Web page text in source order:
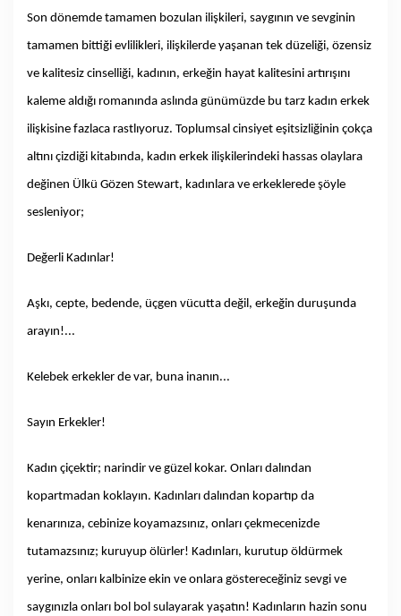
Son dönemde tamamen bozulan ilişkileri, saygının ve sevginin
tamamen bittiği evlilikleri, ilişkilerde yaşanan tek düzeliği, özensiz
ve kalitesiz cinselliği, kadının, erkeğin hayat kalitesini artırışını
kaleme aldığı romanında aslında günümüzde bu tarz kadın erkek
ilişkisine fazlaca rastlıyoruz. Toplumsal cinsiyet eşitsizliğinin çokça
altını çizdiği kitabında, kadın erkek ilişkilerindeki hassas olaylara
değinen Ülkü Gözen Stewart, kadınlara ve erkeklerede şöyle
sesleniyor;
Değerli Kadınlar!
Aşkı, cepte, bedende, üçgen vücutta değil, erkeğin duruşunda
arayın!...
Kelebek erkekler de var, buna inanın...
Sayın Erkekler!
Kadın çiçektir; narindir ve güzel kokar. Onları dalından
kopartmadan koklayın. Kadınları dalından kopartıp da
kenarınıza, cebinize koyamazsınız, onları çekmecenizde
tutamazsınız; kuruyup ölürler! Kadınları, kurutup öldürmek
yerine, onları kalbinize ekin ve onlara göstereceğiniz sevgi ve
saygınızla onları bol bol sulayarak yaşatın! Kadınların hazin sonu